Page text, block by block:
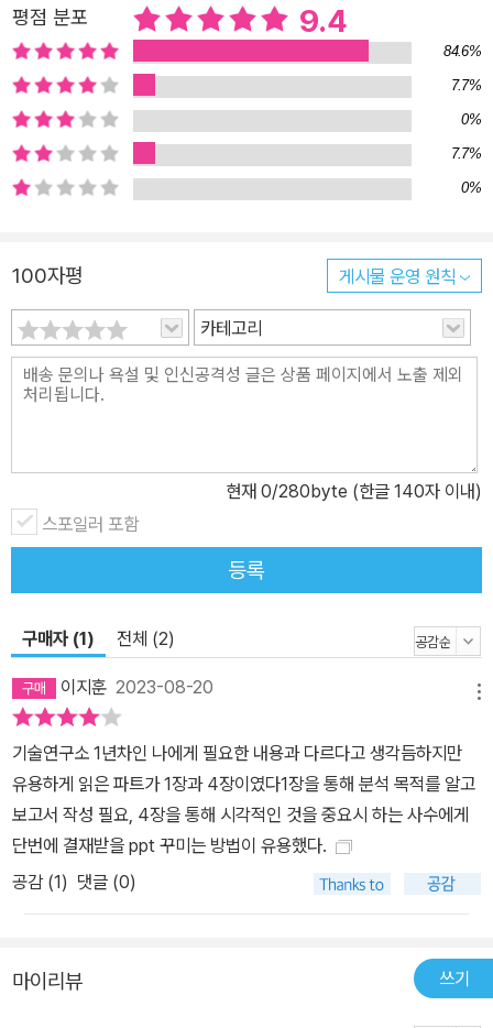
를 도출하고 전체적인 스토리라인을 잡는 법에 대해 설명한다. 특히
기획서, 제안서, 회의록 등 문서 유형에 따라 반드시 포함되어야 하는
내용과 그 구성을 소개한다. ③반박할 수 없는, 탄탄한 보고서 - 믿을
수 있는 거 맞아? ▶ 자료 수집 보고서 내용을 뒷받침하기 위해 반드
시 필요한 자료 수집 방법에 대해 설명한다. 아울러 어떤 자료를 어떻
게 수집하고 검증해야 하는지, 또 그 자료들을 메시지별로 관리하고
고 효과적으로 보여주려면, 깔끔한 시각화가 중요하다. 깔끔해 보이
는 슬라이드의원칙과 각 메세지별 시각화 방법을 설명하고, 도표 및
그래프를 효율적으로 활용하는 구체적인 팁도 공유한다. 아울러 워드
와 엑셀, 이메일과 메신저에서도 똑부러지게 소통할 수 있는 메시지
작성법도 소개한다. #보고서작성 #기획자 #MS오피스 #일잘러업무
보고서인지 잘못된 보고서인지도 모르고 좋아 보이는 건 가져다 쓰고
했는데 친절히 개념 잡아주셔서 감사합니다. 이메일과 메신저 보내는
법도 두루뭉실 알고만 있었는데 잘못된 점을 고치게 된 것 같아요 –
직원들이 봤으면 하는 꿀팁이 많아 공감과 위로를 받으면서 공부하고
있습니다. 상무님과 대표님께 보고하는 입장에서도 핵심적이고 간결
하게 배울 점들이 많아요. – 안*희 상사가 오더 내린 부분에 대해 이
해하고 포인트를 잡아내는 게 어려웠는데, 이 부분에 많은 도움을 받
어디가 잘못됐었는지 알 수 있었어요. 문서 작성 프로세스의 큰 틀이
머리 속에 잘 잡혀서 앞으로 문서 작성할 때 많은 도움이 될 것 같습니
고서 쓸 일이 많지 않았던지라 최근 보고서 작성으로 엄청난 스트레
경험이 별로 없는 사람이나 사회초년생들에게 너무 좋을 강의일 듯하
네요! – 안*선 상사가 테스크를 줄 때 왜 이런 일을 주셨는지 깊이 생
평점 분포 9.4
84.6%
7.7%
0%
7.7%
0%
100자평 게시물 운영 원칙
카테고리
현재 0/280byte (한글 140자 이내)
스포일러 포함
등록
구매자 (1) 전체 (2)
이지훈 2023-08-20
기술연구소 1년차인 나에게 필요한 내용과 다르다고 생각듬하지만
유용하게 읽은 파트가 1장과 4장이였다1장을 통해 분석 목적를 알고
보고서 작성 필요, 4장을 통해 시각적인 것을 중요시 하는 사수에게
단번에 결재받을 ppt 꾸미는 방법이 유용했다.
공감 (1) 댓글 (0)
마이리뷰 쓰기